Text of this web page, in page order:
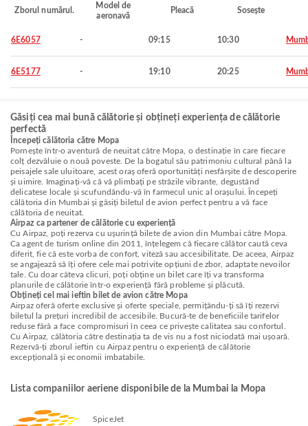
Zborul numărul.
Model de
aeronavă
Pleacă Sosește
6E6057 - 09:15 10:30
6E5177 - 19:10 20:25
Găsiți cea mai bună călătorie și obțineți experiența de călătorie
perfectă
Începeți călătoria către Mopa
Pornește într-o aventură de neuitat către Mopa, o destinație în care fiecare
colț dezvăluie o nouă poveste. De la bogatul său patrimoniu cultural până la
peisajele sale uluitoare, acest oraș oferă oportunități nesfârșite de descoperire
și uimire. Imaginați-vă că vă plimbați pe străzile vibrante, degustând
delicatese locale și scufundându-vă în farmecul unic al orașului. Începeți
călătoria din Mumbai și găsiți biletul de avion perfect pentru a vă face
călătoria de neuitat.
Airpaz ca partener de călătorie cu experiență
Cu Airpaz, poți rezerva cu ușurință bilete de avion din Mumbai către Mopa.
Ca agent de turism online din 2011, înțelegem că fiecare călător caută ceva
diferit, fie că este vorba de confort, viteză sau accesibilitate. De aceea, Airpaz
se angajează să îți ofere cele mai potrivite opțiuni de zbor, adaptate nevoilor
tale. Cu doar câteva clicuri, poți obține un bilet care îți va transforma
planurile de călătorie într-o experiență fără probleme și plăcută.
Obțineți cel mai ieftin bilet de avion către Mopa
Airpaz oferă oferte exclusive și oferte speciale, permițându-ți să îți rezervi
biletul la prețuri incredibil de accesibile. Bucură-te de beneficiile tarifelor
reduse fără a face compromisuri în ceea ce privește calitatea sau confortul.
Cu Airpaz, călătoria către destinația ta de vis nu a fost niciodată mai ușoară.
Rezervă-ți zborul ieftin cu Airpaz pentru o experiență de călătorie
excepțională și economii imbatabile.
Lista companiilor aeriene disponibile de la Mumbai la Mopa
SpiceJet